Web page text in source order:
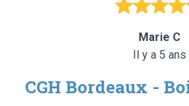
Marie C
Il y a 5 ans
CGH Bordeaux -